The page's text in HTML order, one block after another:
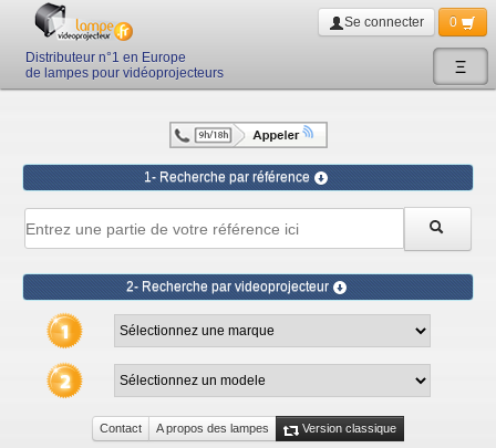
Ξ
Distributeur n°1 en Europe
de lampes pour vidéoprojecteurs
Se connecter 0
1- Recherche par référence
2- Recherche par videoprojecteur
Contact A propos des lampes Version classique